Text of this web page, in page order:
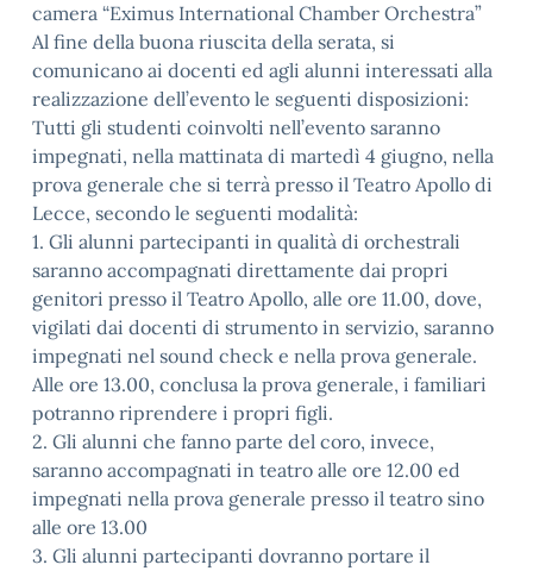
camera “Eximus International Chamber Orchestra”
Al fine della buona riuscita della serata, si
comunicano ai docenti ed agli alunni interessati alla
realizzazione dell’evento le seguenti disposizioni:
Tutti gli studenti coinvolti nell’evento saranno
impegnati, nella mattinata di martedì 4 giugno, nella
prova generale che si terrà presso il Teatro Apollo di
Lecce, secondo le seguenti modalità:
1. Gli alunni partecipanti in qualità di orchestrali
saranno accompagnati direttamente dai propri
genitori presso il Teatro Apollo, alle ore 11.00, dove,
vigilati dai docenti di strumento in servizio, saranno
impegnati nel sound check e nella prova generale.
Alle ore 13.00, conclusa la prova generale, i familiari
potranno riprendere i propri figli.
2. Gli alunni che fanno parte del coro, invece,
saranno accompagnati in teatro alle ore 12.00 ed
impegnati nella prova generale presso il teatro sino
alle ore 13.00
3. Gli alunni partecipanti dovranno portare il